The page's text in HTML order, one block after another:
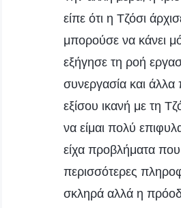
είπε ότι η Τζόσι
μπορούσε να κάνει
εξήγησε τη ροή
συνεργασία και άλλα
εξίσου ικανή με τη
να είμαι πολύ
είχα προβλήματα
περισσότερες
σκληρά αλλά η